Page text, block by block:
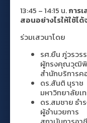
13:45 – 14:15 น.การ
สอนอย่างไรให้ใช้ได้
ร่วมเสวนาโดย
รศ.ยืน ภู่วรว
ผู้ทรงคุณวุฒิพิ
สำนักบริการค
ดร.สันติ นุราช
มหาวิทยาลัยเ
ดร.สมชาย ธำ
ผู้อำนวยการ